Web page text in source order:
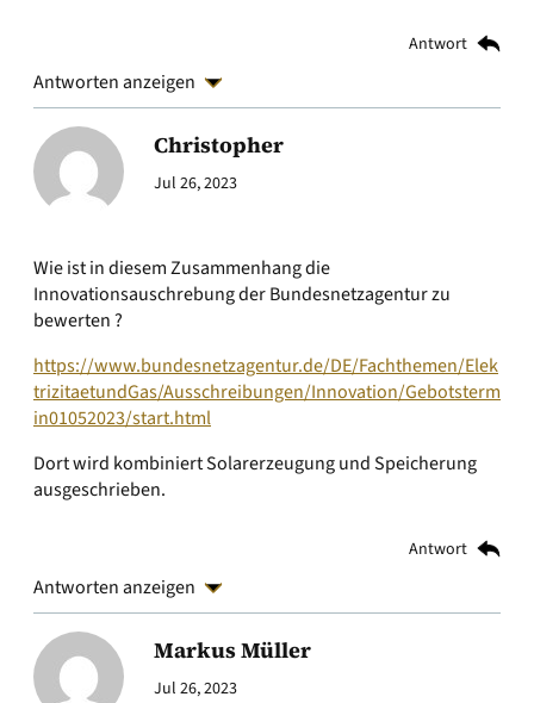
Antwort
Antworten anzeigen
Christopher
Jul 26, 2023
Wie ist in diesem Zusammenhang die
Innovationsauschrebung der Bundesnetzagentur zu
bewerten ?
https://www.bundesnetzagentur.de/DE/Fachthemen/Elek
trizitaetundGas/Ausschreibungen/Innovation/Gebotsterm
in01052023/start.html
Dort wird kombiniert Solarerzeugung und Speicherung
ausgeschrieben.
Antwort
Antworten anzeigen
Markus Müller
Jul 26, 2023